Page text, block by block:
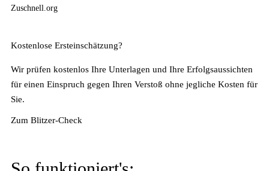
Zuschnell.org
Kostenlose Ersteinschätzung?
Wir prüfen kostenlos Ihre Unterlagen und Ihre Erfolgsaussichten
für einen Einspruch gegen Ihren Verstoß ohne jegliche Kosten für
Sie.
Zum Blitzer-Check